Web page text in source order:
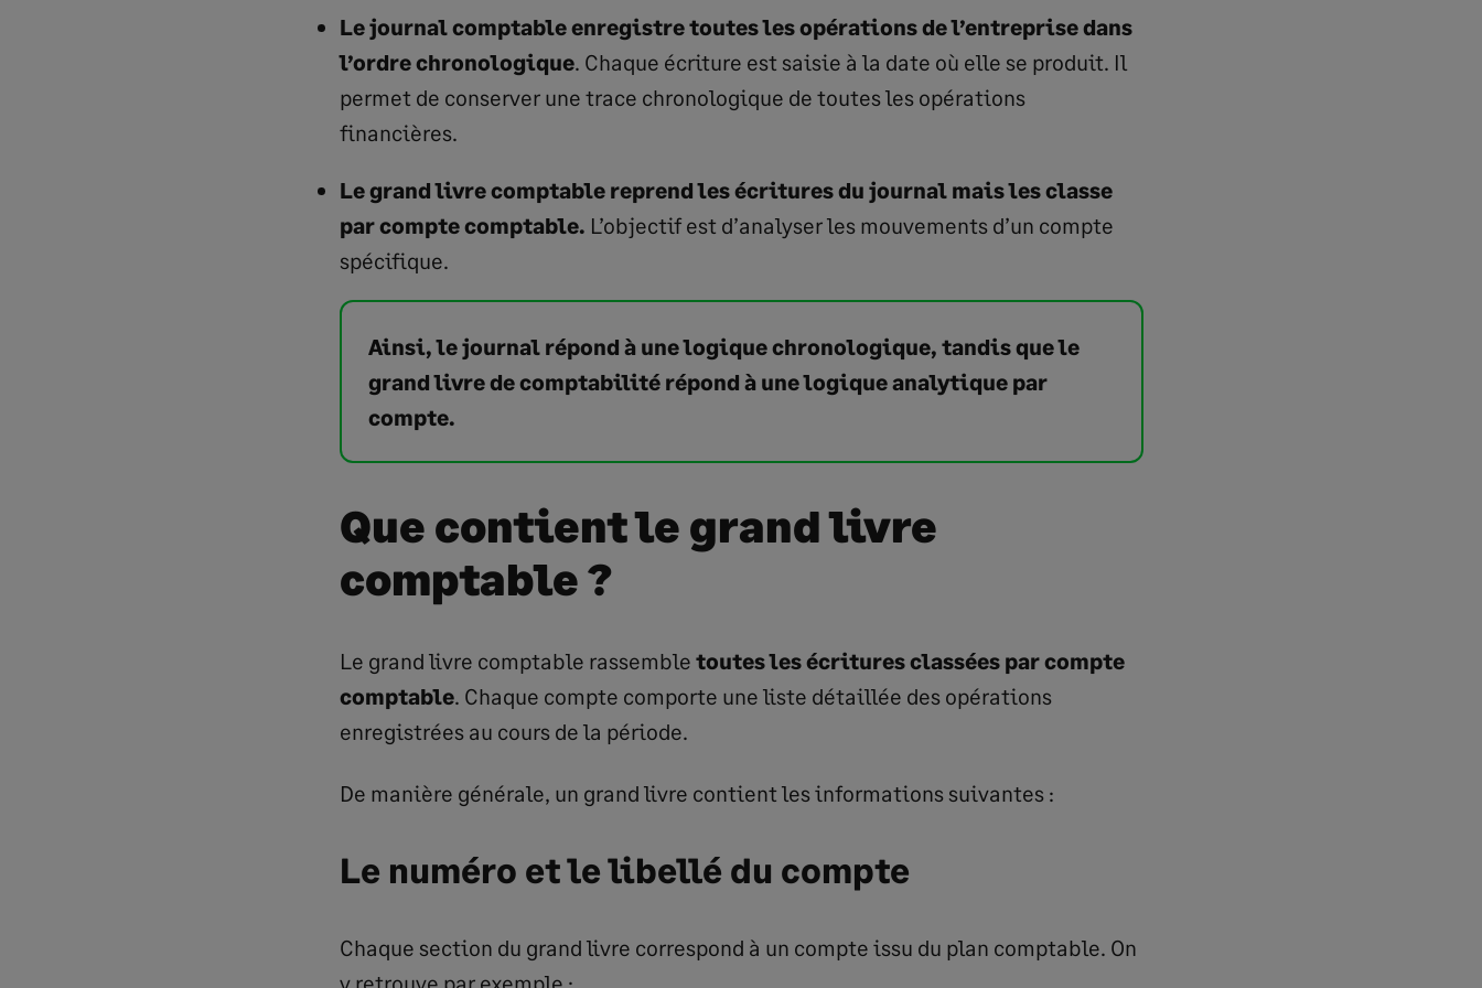
Le journal comptable enregistre toutes les opérations de l’entreprise dans
l’ordre chronologique. Chaque écriture est saisie à la date où elle se produit. Il
permet de conserver une trace chronologique de toutes les opérations
financières.
Le grand livre comptable reprend les écritures du journal mais les classe
par compte comptable. L’objectif est d’analyser les mouvements d’un compte
spécifique.
Ainsi, le journal répond à une logique chronologique, tandis que le
grand livre de comptabilité répond à une logique analytique par
compte.
Que contient le grand livre
comptable ?
Le grand livre comptable rassemble toutes les écritures classées par compte
comptable. Chaque compte comporte une liste détaillée des opérations
enregistrées au cours de la période.
De manière générale, un grand livre contient les informations suivantes :
Le numéro et le libellé du compte
Chaque section du grand livre correspond à un compte issu du plan comptable. On
y retrouve par exemple :